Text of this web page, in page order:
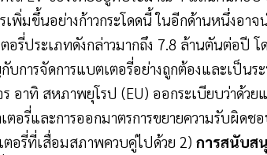
เพิ่มขึ้นอย่างก้าวกระโดดนี้ ในอีกด้านหนึ่งอ
รี่ประเภทดังกล่าวมากถึง 7.8 ล้านตันต่อปี
การจัดการแบตเตอรี่อย่างถูกต้องและเป็นร
อาทิ สหภาพยุโรป (EU) ออกระเบียบว่าด้
ตอรี่และการออกมาตรการขยายความรับผิ
ตอรี่ที่เสื่อมสภาพควบคู่ไปด้วย 2) การสนับส